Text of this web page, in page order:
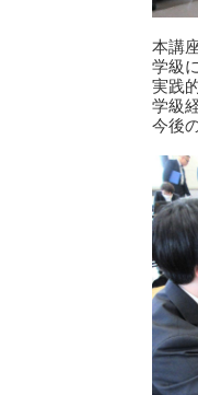
本講
学級
実践
学級
今後